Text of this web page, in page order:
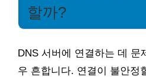
할까?
DNS 서버에 연결하는 데 문
우 흔합니다. 연결이 불안정